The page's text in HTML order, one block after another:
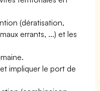
(dératisation,
errants, ...) et les
impliquer le port de